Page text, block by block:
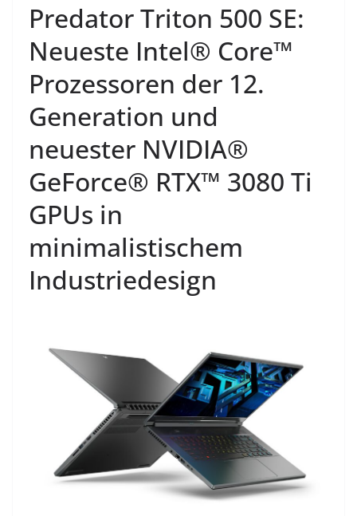
Predator Triton 500 SE:
Neueste Intel® Core™
Prozessoren der 12.
Generation und
neuester NVIDIA®
GeForce® RTX™ 3080 Ti
GPUs in
minimalistischem
Industriedesign